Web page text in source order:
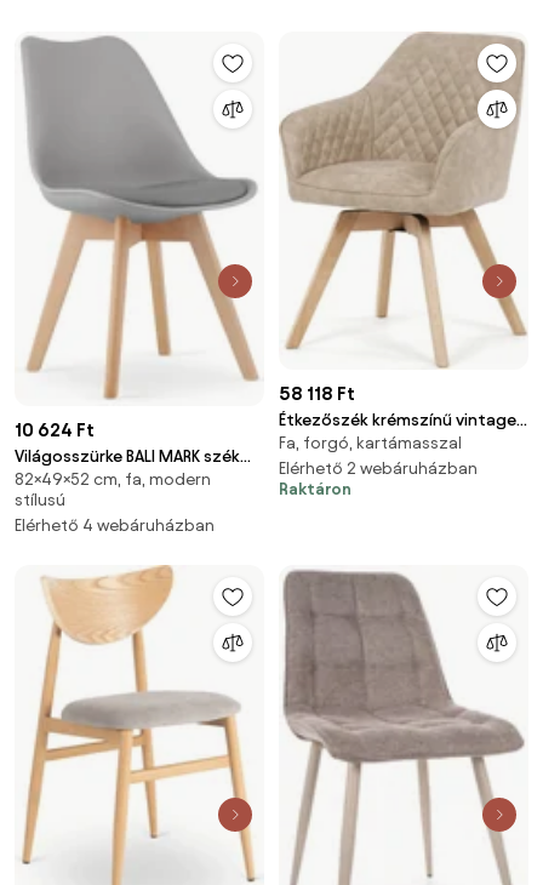
10 624 Ft
Világosszürke BALI MARK szék
bükk lábakkal
82×49×52 cm, fa, modern
stílusú
Elérhető 4 webáruházban
58 118 Ft
Étkezőszék krémszínű vintage
szövet DCH-435 CRM3
Fa, forgó, kartámasszal
Elérhető 2 webáruházban
Raktáron